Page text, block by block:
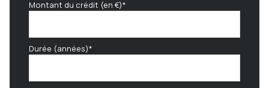
Montant du crédit (en €)*
Durée (années)*